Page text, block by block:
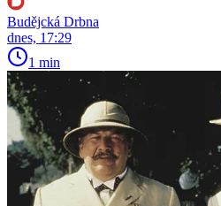
Budějcká Drbna
dnes, 17:29
1 min